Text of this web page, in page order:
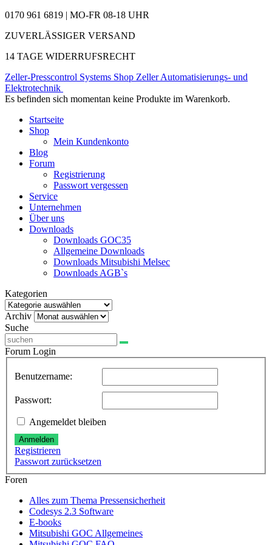
0170 961 6819 | MO-FR 08-18 UHR
ZUVERLÄSSIGER VERSAND
14 TAGE WIDERRUFSRECHT
Zeller-Presscontrol Systems Shop Zeller Automatisierungs- und
Elektrotechnik
Es befinden sich momentan keine Produkte im Warenkorb.
Startseite
Shop
Mein Kundenkonto
Blog
Forum
Registrierung
Passwort vergessen
Service
Unternehmen
Über uns
Downloads
Downloads GOC35
Allgemeine Downloads
Downloads Mitsubishi Melsec
Downloads AGB`s
Kategorien
Kategorien
Archiv Archiv
Suche
Forum Login
Benutzername:
Passwort:
Angemeldet bleiben
Anmelden
Registrieren
Passwort zurücksetzen
Foren
Alles zum Thema Pressensicherheit
Codesys 2.3 Software
E-books
Mitsubishi GOC Allgemeines